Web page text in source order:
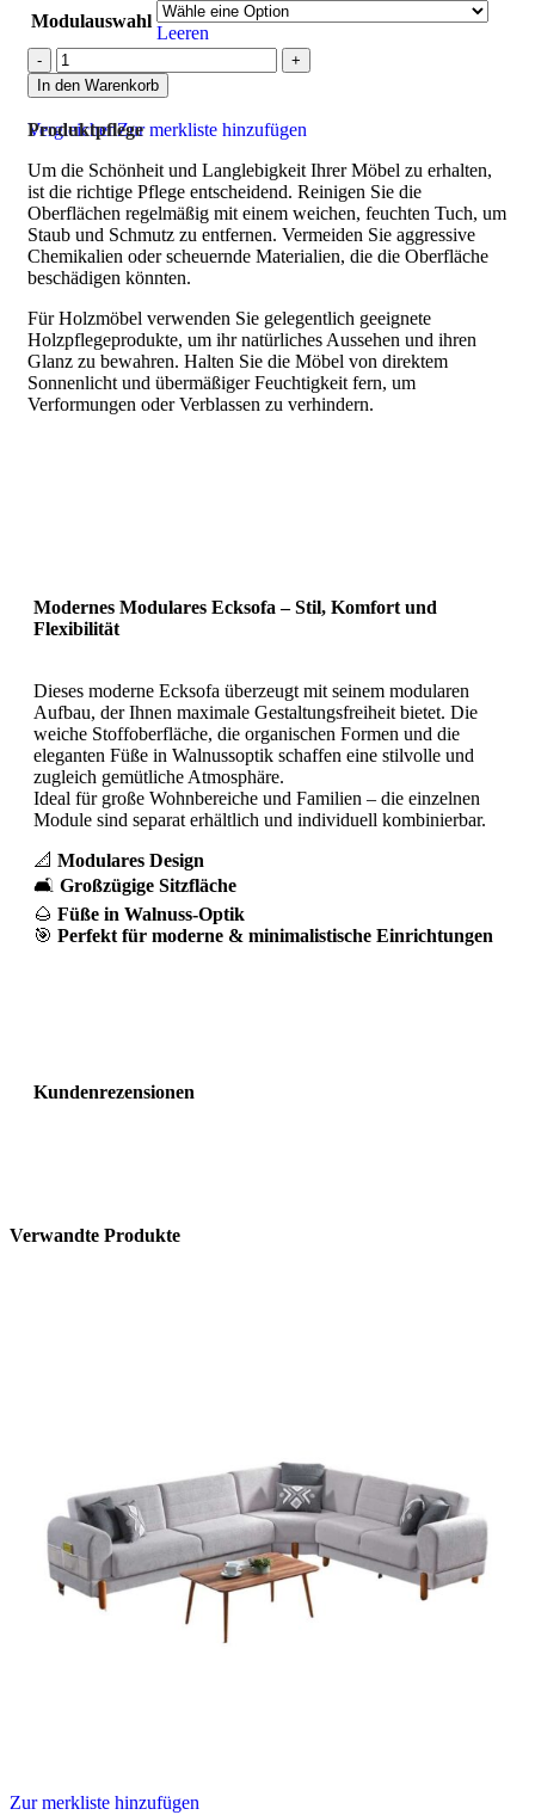
Modulauswahl
Leeren
In den Warenkorb
VergleichenZur merkliste hinzufügen
Produktpflege
Um die Schönheit und Langlebigkeit Ihrer Möbel zu erhalten,
ist die richtige Pflege entscheidend. Reinigen Sie die
Oberflächen regelmäßig mit einem weichen, feuchten Tuch, um
Staub und Schmutz zu entfernen. Vermeiden Sie aggressive
Chemikalien oder scheuernde Materialien, die die Oberfläche
beschädigen könnten.
Für Holzmöbel verwenden Sie gelegentlich geeignete
Holzpflegeprodukte, um ihr natürliches Aussehen und ihren
Glanz zu bewahren. Halten Sie die Möbel von direktem
Sonnenlicht und übermäßiger Feuchtigkeit fern, um
Verformungen oder Verblassen zu verhindern.
Modernes Modulares Ecksofa – Stil, Komfort und
Flexibilität
Dieses moderne Ecksofa überzeugt mit seinem modularen
Aufbau, der Ihnen maximale Gestaltungsfreiheit bietet. Die
weiche Stoffoberfläche, die organischen Formen und die
eleganten Füße in Walnussoptik schaffen eine stilvolle und
zugleich gemütliche Atmosphäre.
Ideal für große Wohnbereiche und Familien – die einzelnen
Module sind separat erhältlich und individuell kombinierbar.
📐 Modulares Design
🛋️ Großzügige Sitzfläche
🌰 Füße in Walnuss-Optik
🎯 Perfekt für moderne & minimalistische Einrichtungen
Kundenrezensionen
Verwandte Produkte
Zur merkliste hinzufügen